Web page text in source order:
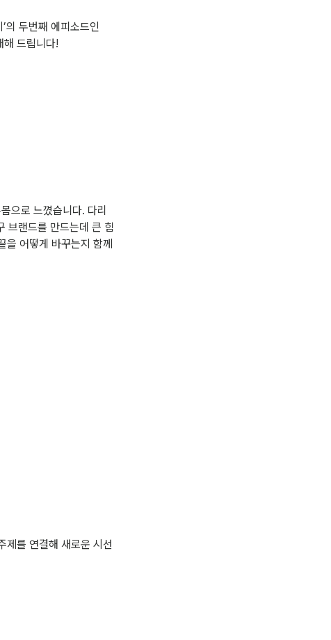
의 두번째 에피소드인
해 드립니다!
으로 느꼈습니다. 다리
브랜드를 만드는데 큰 힘
어떻게 바꾸는지 함께
제를 연결해 새로운 시선